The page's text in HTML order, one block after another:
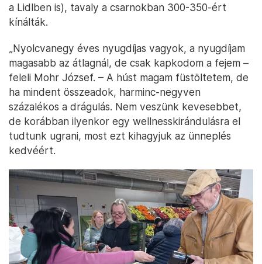
a Lidlben is), tavaly a csarnokban 300-350-ért
kínálták.
„Nyolcvanegy éves nyugdíjas vagyok, a nyugdíjam
magasabb az átlagnál, de csak kapkodom a fejem –
feleli Mohr József. – A húst magam füstöltetem, de
ha mindent összeadok, harminc-negyven
százalékos a drágulás. Nem veszünk kevesebbet,
de korábban ilyenkor egy wellnesskirándulásra el
tudtunk ugrani, most ezt kihagyjuk az ünneplés
kedvéért.